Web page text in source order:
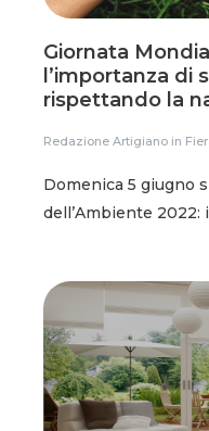
Giornata
l’importanza di
rispettando la
Redazione Artigiano in
Domenica 5 giugno
dell’Ambiente 2022: